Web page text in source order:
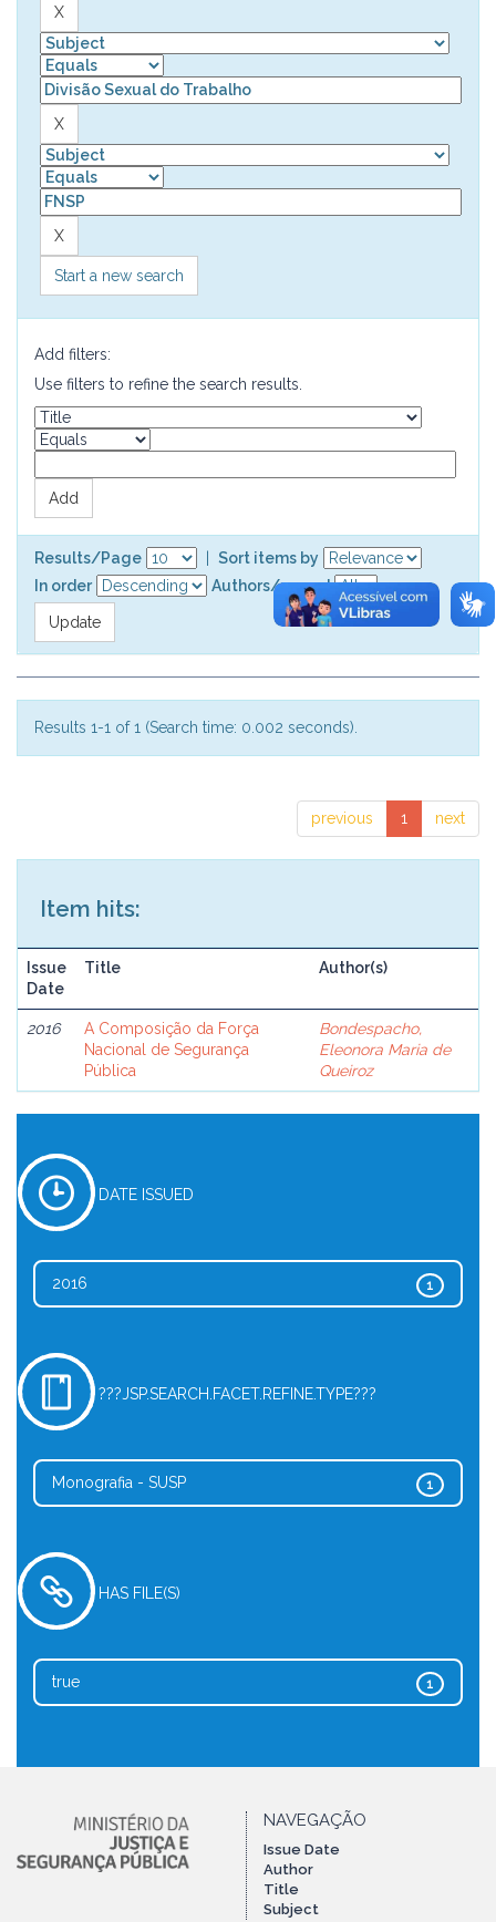
Start a new search
Add filters:
Use filters to refine the search results.
Results/Page
Sort items by
In order
Authors/record
Results 1-1 of 1 (Search time: 0.002 seconds).
previous 1 next
Item hits:
Issue
Date
Title Author(s)
2016
A Composição da Força
Nacional de Segurança
Pública
Bondespacho,
Eleonora Maria de
Queiroz
DATE ISSUED
1
2016
???JSP.SEARCH.FACET.REFINE.TYPE???
1
Monografia - SUSP
HAS FILE(S)
1
true
NAVEGAÇÃO
Issue Date
Author
Title
Subject